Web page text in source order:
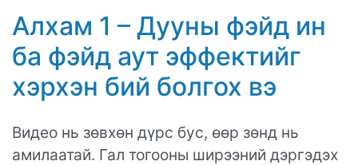
Алхам 1 – Дууны фэйд ин
ба фэйд аут эффектийг
хэрхэн бий болгох вэ
Видео нь зөвхөн дүрс бус, өөр зөнд нь
амилаатай. Гал тогооны ширээний дэргэдэх